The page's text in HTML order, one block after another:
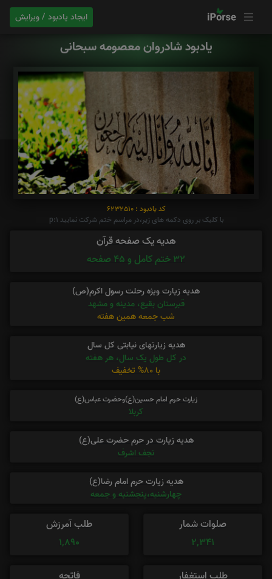
ایجاد یادبود / ویرایش
یادبود شادروان معصومه سبحانی
کد یادبود : 6232510
با کلیک بر روی دکمه های زیر،در مراسم ختم شرکت نمایید p:1
هدیه یک صفحه قرآن
32 ختم کامل و 45 صفحه
هدیه زیارت ویژه رحلت رسول اکرم(ص)
قبرستان بقیع، مدینه و مشهد
شب جمعه همین هفته
هدیه زیارتهای نیابتی کل سال
در کل طول یک سال، هر هفته
با 80% تخفیف
زیارت حرم امام حسین(ع)وحضرت عباس(ع)
کربلا
هدیه زیارت در حرم حضرت علی(ع)
نجف اشرف
هدیه زیارت حرم امام رضا(ع)
چهارشنبه،پنجشنبه و جمعه
صلوات شمار
2,341
طلب آمرزش
1,890